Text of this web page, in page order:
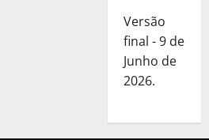
Versão
final - 9 de
Junho de
2026.